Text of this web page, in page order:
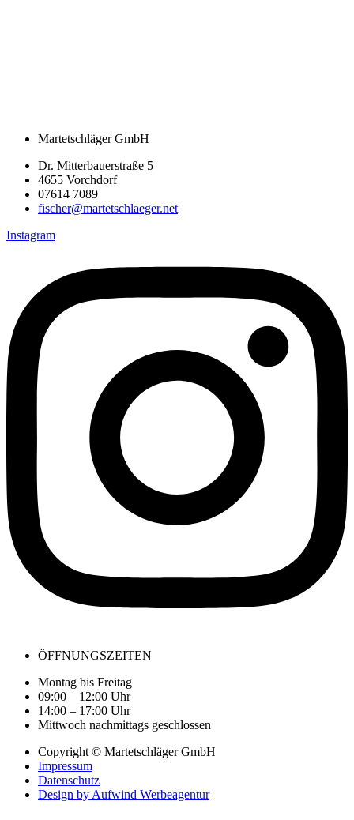
Martetschläger GmbH
Dr. Mitterbauerstraße 5
4655 Vorchdorf
07614 7089
fischer@martetschlaeger.net
Instagram
ÖFFNUNGSZEITEN
Montag bis Freitag
09:00 – 12:00 Uhr
14:00 – 17:00 Uhr
Mittwoch nachmittags geschlossen
Copyright © Martetschläger GmbH
Impressum
Datenschutz
Design by Aufwind Werbeagentur